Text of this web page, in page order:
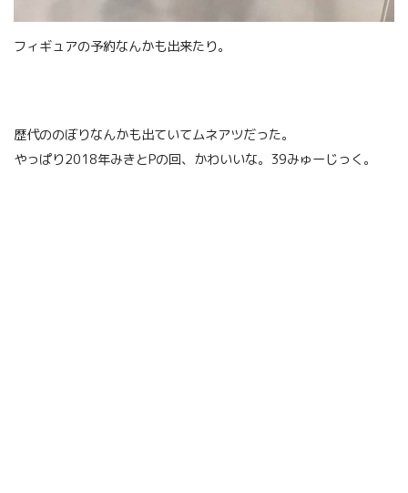
フィギュアの予約なんかも出来たり。
歴代ののぼりなんかも出ていてムネアツだった。
やっぱり2018年みきとPの回、かわいいな。39みゅーじっく。